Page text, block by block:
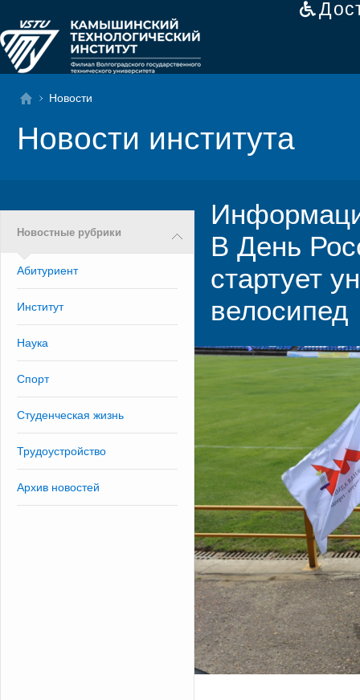
Новости
Новости института
Новостные рубрики
Абитуриент
Институт
Наука
Спорт
Студенческая жизнь
Трудоустройство
Архив новостей
В День
стартует
велосипед